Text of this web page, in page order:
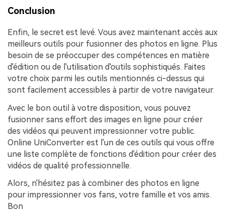
Conclusion
Enfin, le secret est levé. Vous avez maintenant accès aux
meilleurs outils pour fusionner des photos en ligne. Plus
besoin de se préoccuper des compétences en matière
d'édition ou de l'utilisation d'outils sophistiqués. Faites
votre choix parmi les outils mentionnés ci-dessus qui
sont facilement accessibles à partir de votre navigateur.
Avec le bon outil à votre disposition, vous pouvez
fusionner sans effort des images en ligne pour créer
des vidéos qui peuvent impressionner votre public.
Online UniConverter est l'un de ces outils qui vous offre
une liste complète de fonctions d'édition pour créer des
vidéos de qualité professionnelle.
Alors, n'hésitez pas à combiner des photos en ligne
pour impressionner vos fans, votre famille et vos amis.
Bon